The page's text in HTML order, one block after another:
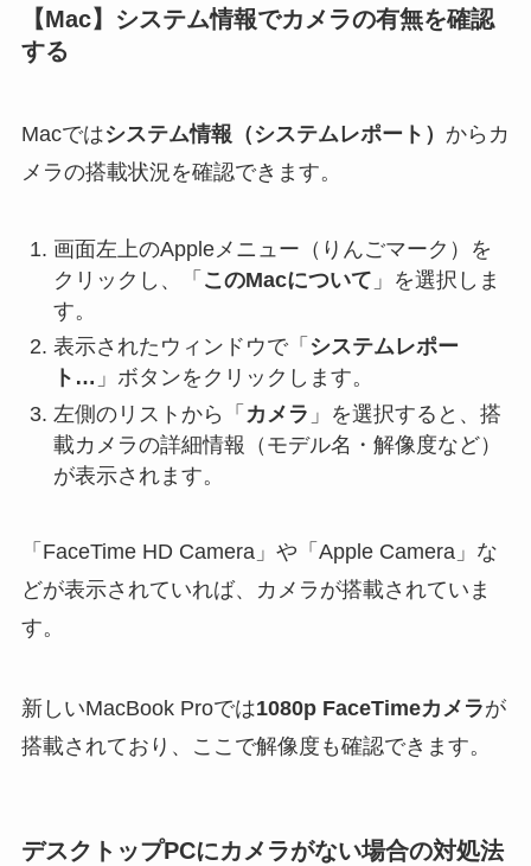
【Mac】システム情報でカメラの有無を確認
する
Macではシステム情報（システムレポート） からカ
メラの搭載状況を確認できます。
画面左上のAppleメニュー（りんごマーク）を
クリックし、「 このMacについて 」を選択しま
す。
表示されたウィンドウで「 システムレポー
ト… 」ボタンをクリックします。
左側のリストから「 カメラ 」を選択すると、搭
載カメラの詳細情報（モデル名・解像度など）
が表示されます。
「FaceTime HD Camera」や「Apple Camera」な
どが表示されていれば、カメラが搭載されていま
す。
新しいMacBook Proでは1080p FaceTimeカメラが
搭載されており、ここで解像度も確認できます。
デスクトップPCにカメラがない場合の対処法